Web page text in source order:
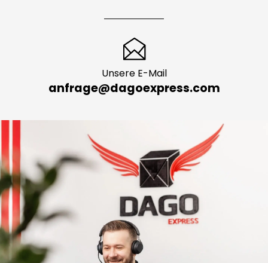
Unsere E-Mail
anfrage@dagoexpress.com